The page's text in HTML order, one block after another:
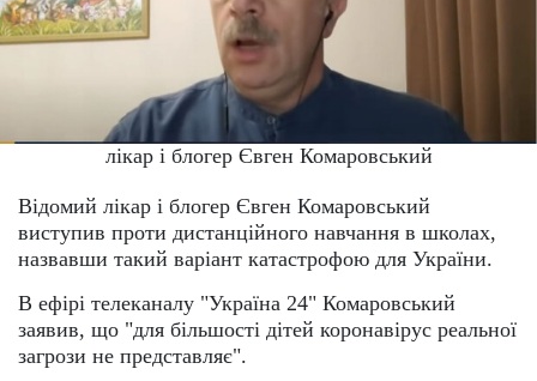
лікар і блогер Євген Комаровський
Відомий лікар і блогер Євген Комаровський
виступив проти дистанційного навчання в школах,
назвавши такий варіант катастрофою для України.
В ефірі телеканалу "Україна 24" Комаровський
заявив, що "для більшості дітей коронавірус реальної
загрози не представляє".